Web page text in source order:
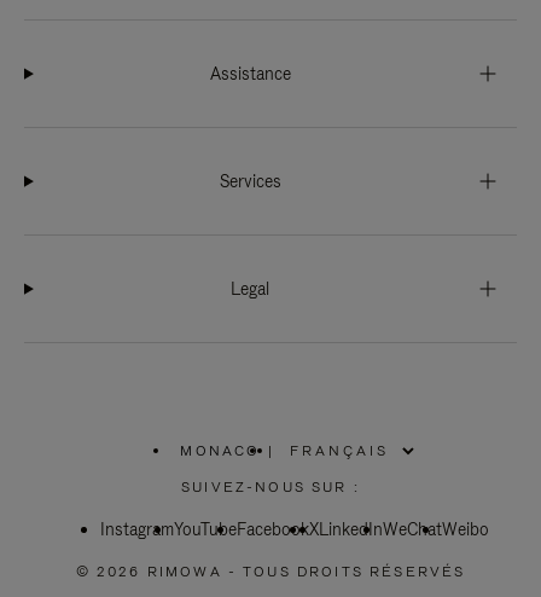
Assistance
Services
Legal
MONACO
SÉLECTIONNEZ
VOTRE
|
SUIVEZ-NOUS SUR :
InstagramYouTubeFacebookXLinkedInWeChatWeibo
© 2026 RIMOWA - TOUS DROITS RÉSERVÉS